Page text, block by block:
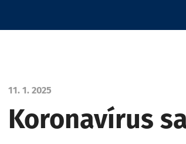
11. 1. 2025
Koronavírus